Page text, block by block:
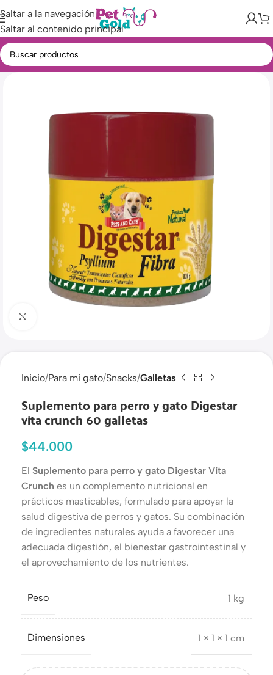
Saltar a la navegación
Saltar al contenido principal
Inicio Para mi gato Snacks Galletas
Suplemento para perro y gato Digestar
vita crunch 60 galletas
$44.000
El Suplemento para perro y gato Digestar Vita
Crunch es un complemento nutricional en
prácticos masticables, formulado para apoyar la
salud digestiva de perros y gatos. Su combinación
de ingredientes naturales ayuda a favorecer una
adecuada digestión, el bienestar gastrointestinal y
el aprovechamiento de los nutrientes.
Peso 1 kg
Dimensiones 1 × 1 × 1 cm